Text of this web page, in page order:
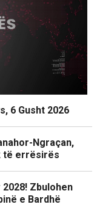
6 Gusht 2026
Ngraçan,
të errësirës
Zbulohen
e Bardhë